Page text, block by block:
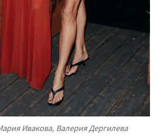
Ивакова, Валерия Дергилева